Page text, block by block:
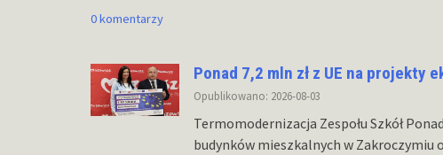
0 komentarzy
Ponad 7,2 mln zł z UE na projekty
Opublikowano: 2026-08-03
Termomodernizacja Zespołu Szkół
budynków mieszkalnych w Zakroczymiu